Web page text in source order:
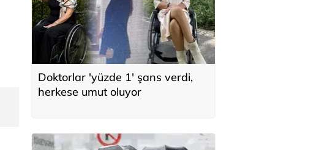
Doktorlar 'yüzde 1' şans verdi,
herkese umut oluyor